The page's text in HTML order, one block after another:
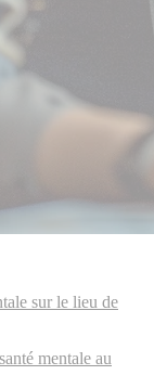
sur le lieu de
mentale au